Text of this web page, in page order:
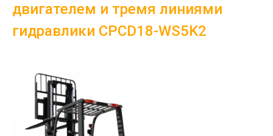
двигателем и тремя линиями
гидравлики CPCD18-WS5K2